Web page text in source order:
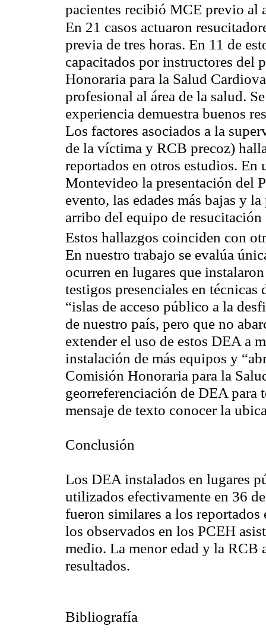
pacientes recibió MCE previo al
En 21 casos actuaron
previa de tres horas. En 11 de
capacitados por instructores del
Honoraria para la Salud
profesional al área de la salud.
experiencia demuestra buenos
Los factores asociados a la
de la víctima y RCB precoz)
reportados en otros estudios. En
Montevideo la presentación del
evento, las edades más bajas y
arribo del equipo de
Estos hallazgos coinciden con
En nuestro trabajo se evalúa
ocurren en lugares que
testigos presenciales en técnicas
“islas de acceso público a la
de nuestro país, pero que no
extender el uso de estos DEA a
instalación de más equipos y
Comisión Honoraria para la
georreferenciación de DEA
mensaje de texto conocer la
Conclusión
Los DEA instalados en lugares
utilizados efectivamente en 36
fueron similares a los reportados
los observados en los PCEH
medio. La menor edad y la RCB
resultados.
Bibliografía